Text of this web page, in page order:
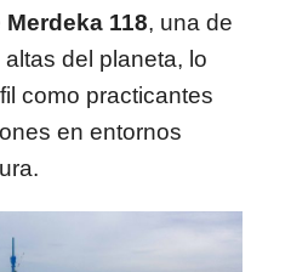
Merdeka 118, una de
del planeta, lo
como practicantes
en entornos